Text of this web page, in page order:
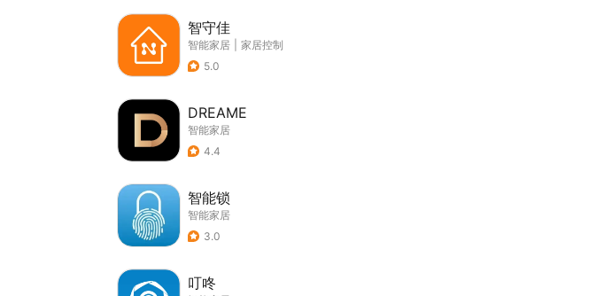
智守佳
智能家居
家居控制
5.0
DREAME
智能家居
4.4
智能锁
智能家居
3.0
叮咚